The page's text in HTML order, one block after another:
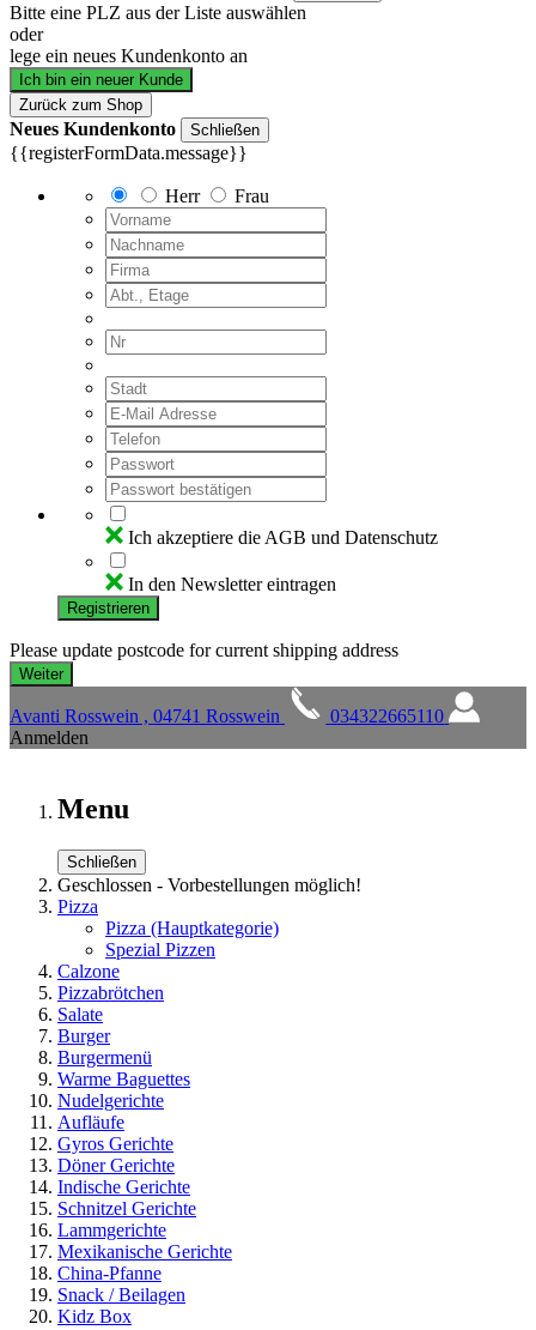
Bitte eine PLZ aus der Liste auswählen
oder
lege ein neues Kundenkonto an
Ich bin ein neuer Kunde
Zurück zum Shop
Neues Kundenkonto Schließen
{{registerFormData.message}}
Herr Frau
Ich akzeptiere die AGB und Datenschutz
In den Newsletter eintragen
Registrieren
Please update postcode for current shipping address
Avanti Rosswein , 04741 Rosswein
034322665110
Anmelden
Menu
Schließen
Geschlossen - Vorbestellungen möglich!
Pizza
Pizza (Hauptkategorie)
Spezial Pizzen
Calzone
Pizzabrötchen
Salate
Burger
Burgermenü
Warme Baguettes
Nudelgerichte
Aufläufe
Gyros Gerichte
Döner Gerichte
Indische Gerichte
Schnitzel Gerichte
Lammgerichte
Mexikanische Gerichte
China-Pfanne
Snack / Beilagen
Kidz Box